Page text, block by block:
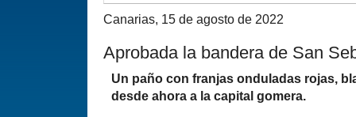
Canarias, 15 de agosto de 2022
Aprobada la bandera de San
Un paño con franjas onduladas rojas,
desde ahora a la capital gomera.